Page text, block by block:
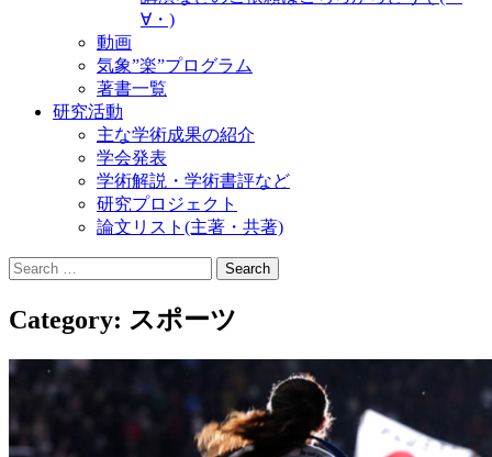
∀・)
動画
気象”楽”プログラム
著書一覧
研究活動
主な学術成果の紹介
学会発表
学術解説・学術書評など
研究プロジェクト
論文リスト(主著・共著)
Search
for:
Category: スポーツ